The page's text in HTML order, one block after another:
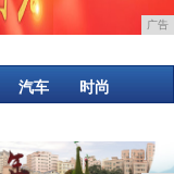
广告
汽车 时尚